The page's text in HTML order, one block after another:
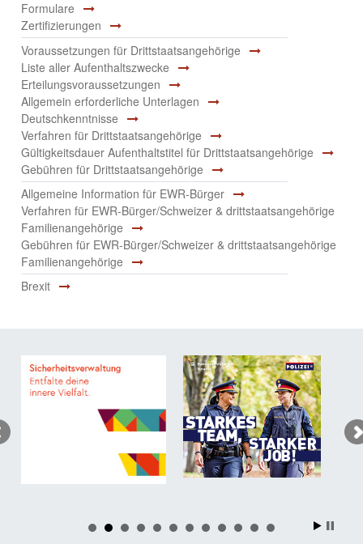
Formulare
Zertifizierungen
Voraussetzungen für Drittstaatsangehörige
Liste aller Aufenthaltszwecke
Erteilungsvoraussetzungen
Allgemein erforderliche Unterlagen
Deutschkenntnisse
Verfahren für Drittstaatsangehörige
Gültigkeitsdauer Aufenthaltstitel für Drittstaatsangehörige
Gebühren für Drittstaatsangehörige
Allgemeine Information für EWR-Bürger
Verfahren für EWR-Bürger/Schweizer & drittstaatsangehörige
Familienangehörige
Gebühren für EWR-Bürger/Schweizer & drittstaatsangehörige
Familienangehörige
Brexit